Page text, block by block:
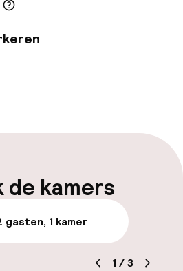
op eigen terrein
de kamers
gasten, 1 kamer
1 /3